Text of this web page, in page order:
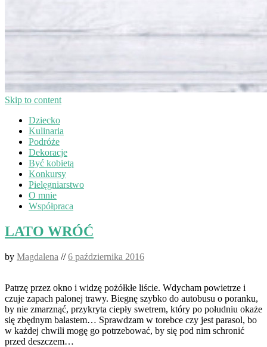
Skip to content
Dziecko
Kulinaria
Podróże
Dekoracje
Być kobietą
Konkursy
Pielęgniarstwo
O mnie
Współpraca
LATO WRÓĆ
by Magdalena //6 października 2016
Patrzę przez okno i widzę pożółkłe liście. Wdycham powietrze i
czuje zapach palonej trawy. Biegnę szybko do autobusu o poranku,
by nie zmarznąć, przykryta ciepły swetrem, który po południu okaże
się zbędnym balastem… Sprawdzam w torebce czy jest parasol, bo
w każdej chwili mogę go potrzebować, by się pod nim schronić
przed deszczem…